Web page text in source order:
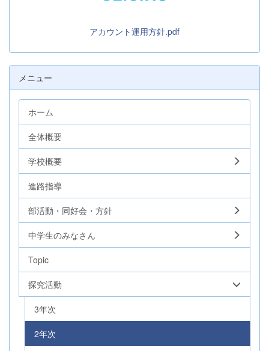
アカウント運用方針.pdf
メニュー
ホーム
全体概要
学校概要
進路指導
部活動・同好会・方針
中学生のみなさん
Topic
探究活動
3年次
2年次